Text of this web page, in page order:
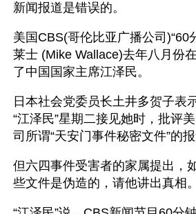
新闻报道是错误的。
美国CBS(哥伦比亚广播公司)“60
莱士 (Mike Wallace)去年八月份
了中国国家主席江泽民。
日本社会党委员长土井多贺子表
“江泽民”星期二接见她时，批评
司所谓“天安门事件秘密文件”的
但六四事件受害者的家属提出，
些文件是伪造的，请他讲出真相。